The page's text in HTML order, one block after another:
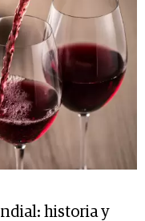
historia y